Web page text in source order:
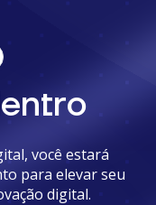
você estará
para elevar seu
digital.